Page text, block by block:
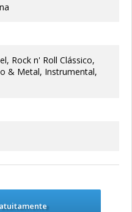
Rock n' Roll Clássico,
& Metal, Instrumental,